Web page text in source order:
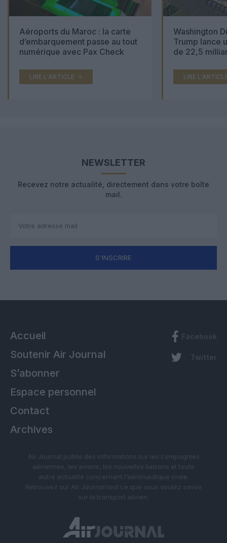
Aéroports du Maroc : la carte
d’embarquement passe au tout
numérique avec Pax Check
LIRE L'ARTICLE
Washington
Trump lance
de 22,5
LIRE
NEWSLETTER
Recevez notre actualité, directement dans votre boîte
mail.
S'INSCRIRE
Accueil
Soutenir Air Journal
S’abonner
Espace personnel
Contact
Archives